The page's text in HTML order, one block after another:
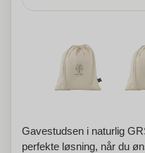
Gavestudsen i naturlig
perfekte løsning, når du